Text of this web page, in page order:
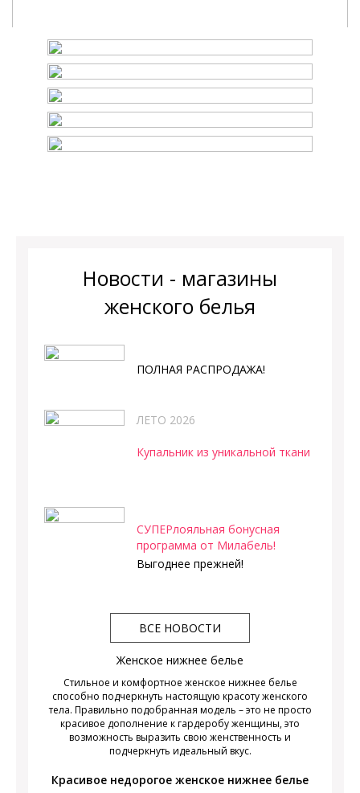
Новости - магазины
женского белья
ПОЛНАЯ РАСПРОДАЖА!
ЛЕТО 2026
Купальник из уникальной ткани
СУПЕРлояльная бонусная
программа от Милабель!
Выгоднее прежней!
ВСЕ НОВОСТИ
Женское нижнее белье
Стильное и комфортное женское нижнее белье
способно подчеркнуть настоящую красоту женского
тела. Правильно подобранная модель – это не просто
красивое дополнение к гардеробу женщины, это
возможность выразить свою женственность и
подчеркнуть идеальный вкус.
Красивое недорогое женское нижнее белье